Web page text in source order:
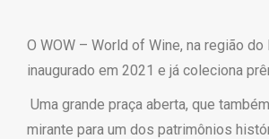
O WOW – World of Wine, na região
inaugurado em 2021 e já coleciona
Uma grande praça aberta, que
mirante para um dos patrimônios